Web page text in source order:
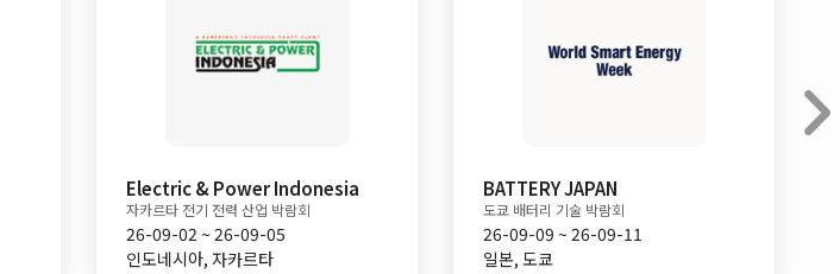
Electric & Power Indonesia
자카르타 전기 전력 산업 박람회
26-09-02 ~ 26-09-05
인도네시아, 자카르타
BATTERY JAPAN
도쿄 배터리 기술 박람회
26-09-09 ~ 26-09-11
일본, 도쿄